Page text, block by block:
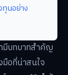
นอย่าง
มีบทบาทสำคัญ
มือที่น่าสนใจ